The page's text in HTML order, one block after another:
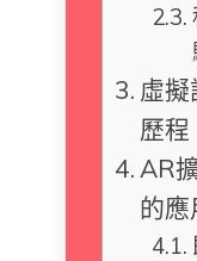
虛
歷程
AR
的應